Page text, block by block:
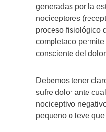
generadas por la
nociceptores
proceso fisiológico
completado
consciente del dolor.
Debemos tener
sufre dolor ante
nociceptivo
pequeño o leve que